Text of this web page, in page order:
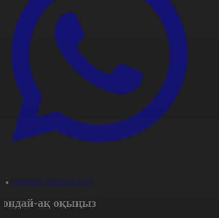
#Мәжіліс сайлауы-2023
ақ оқыңыз